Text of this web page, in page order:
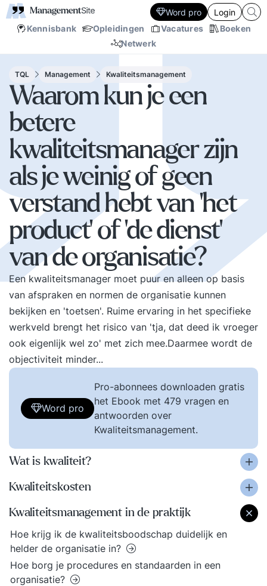
Kennisbank Opleidingen Vacatures
Boeken
Netwerk
Word pro Login
TQL Management Kwaliteitsmanagement
Waarom kun je een
betere
kwaliteitsmanager zijn
als je weinig of geen
verstand hebt van 'het
product' of 'de dienst'
van de organisatie?
Een kwaliteitsmanager moet puur en alleen op basis
van afspraken en normen de organisatie kunnen
bekijken en 'toetsen'. Ruime ervaring in het specifieke
werkveld brengt het risico van 'tja, dat deed ik vroeger
ook eigenlijk wel zo' met zich mee.Daarmee wordt de
objectiviteit minder...
Word pro
Pro-abonnees downloaden gratis
het Ebook met 479 vragen en
antwoorden over
Kwaliteitsmanagement.
Wat is kwaliteit?
Kwaliteitskosten
Kwaliteitsmanagement in de praktijk
Hoe krijg ik de kwaliteitsboodschap duidelijk en
helder de organisatie in?
Hoe borg je procedures en standaarden in een
organisatie?